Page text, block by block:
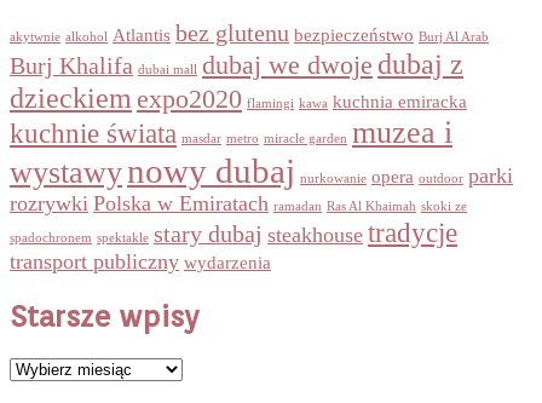
akytwnie alkohol Atlantis bez glutenu bezpieczeństwo Burj Al Arab
Burj Khalifa dubai mall dubaj we dwoje dubaj z
dzieckiem expo2020 flamingi kawa kuchnia emiracka
kuchnie świata masdar metro miracle garden muzea i
wystawynowy dubaj nurkowanie opera outdoor parki
rozrywki Polska w Emiratach ramadan Ras Al Khaimah skoki ze
spadochronem spektakle stary dubaj steakhouse tradycje
transport publiczny wydarzenia
Starsze wpisy
Starsze